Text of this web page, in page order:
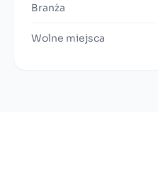
Branża
Wolne miejsca